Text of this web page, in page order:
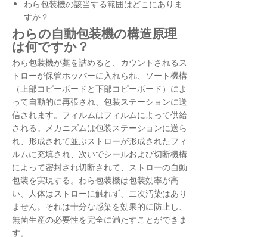
わら包装機の該当する範囲はどこにありま
すか？
わらの自動包装機の構造原理
は何ですか？
わら包装機が藁を詰めると、カウントされるス
トローが保管ホッパーに入れられ、ソート機構
（上部コピーボードと下部コピーボード）によ
って自動的に再張され、包装ステーションに送
信されます。フィルムはフィルムによって供給
される。メカニズムは包装ステーションに送ら
れ、形成されて並ぶストローが形成されたフィ
ルムに充填され、次いでシールおよび切断機構
によって密封され切断されて、ストローの自動
包装を実現する。わら包装機は包装効率が高
い、人体はストローに触れず、二次汚染はあり
ません。それは十分な感染を効果的に防止し、
無菌生産の必要性を完全に満たすことができま
す。